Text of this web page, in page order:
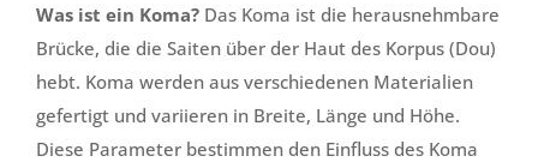
Was ist ein Koma? Das Koma ist die herausnehmbare
Brücke, die die Saiten über der Haut des Korpus (Dou)
hebt. Koma werden aus verschiedenen Materialien
gefertigt und variieren in Breite, Länge und Höhe.
Diese Parameter bestimmen den Einfluss des Koma